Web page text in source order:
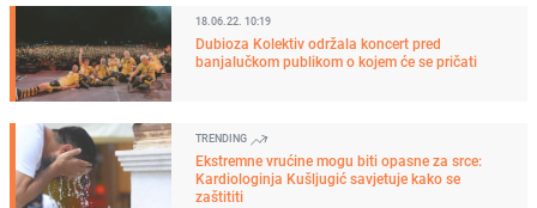
18.06.22. 10:19
Dubioza Kolektiv održala koncert pred
banjalučkom publikom o kojem će se pričati
TRENDING
Ekstremne vrućine mogu biti opasne za srce:
Kardiologinja Kušljugić savjetuje kako se
zaštititi